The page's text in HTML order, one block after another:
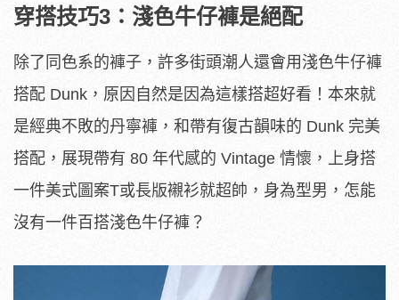
穿搭技巧3：淺色牛仔褲是絕配
除了同色系的褲子，許多街頭潮人還會用淺色牛仔褲
搭配 Dunk，原因自然是因為這樣搭超好看！本來就
是經典不敗的丹寧褲，和帶有復古韻味的 Dunk 完美
搭配，展現帶有 80 年代感的 Vintage 情懷，上身搭
一件美式圖案T或長版襯衫就超帥，身為型男，怎能
沒有一件百搭淺色牛仔褲？